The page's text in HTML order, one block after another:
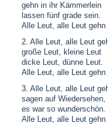
gehn in ihr Kämmerlein
lassen fünf grade sein.
Alle Leut, alle Leut gehn
2. Alle Leut, alle Leut
große Leut, kleine Leut
dicke Leut, dünne Leut.
Alle Leut, alle Leut gehn
3. Alle Leut, alle Leut
sagen auf Wiedersehen,
es war so wunderschön.
Alle Leut, alle Leut